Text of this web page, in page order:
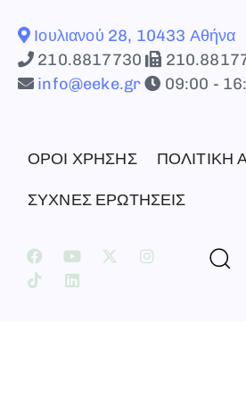
Ιουλιανού 28, 10433 Αθήνα
210.8817730
info@eeke.gr
09:00 -
ΟΡΟΙ ΧΡΗΣΗΣ ΠΟΛΙΤΙΚΗ
ΣΥΧΝΕΣ ΕΡΩΤΗΣΕΙΣ